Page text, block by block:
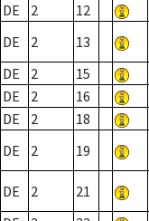
DE
2 12
DE
2 13
DE
2 15
DE
2 16
DE
2 18
DE
2 19
DE 2 21